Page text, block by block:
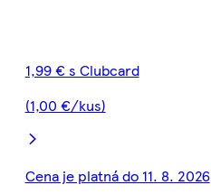
1,99 € s Clubcard
(1,00 €/kus)
Cena je platná do 11. 8. 2026